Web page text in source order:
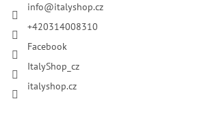
info@italyshop.cz
+420314008310
Facebook
ItalyShop_cz
italyshop.cz